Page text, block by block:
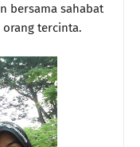
bersama sahabat
tercinta.